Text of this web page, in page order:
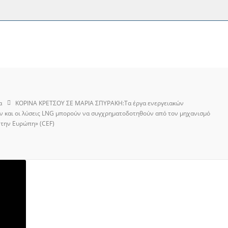
ΚΟΡΙΝΑ ΚΡΕΤΣΟΥ ΣΕ ΜΑΡΙΑ ΣΠΥΡΑΚΗ:Τα έργα ενεργειακών
και οι λύσεις LNG μπορούν να συγχρηματοδοτηθούν από τον μηχανισμό
Ευρώπη» (CEF)